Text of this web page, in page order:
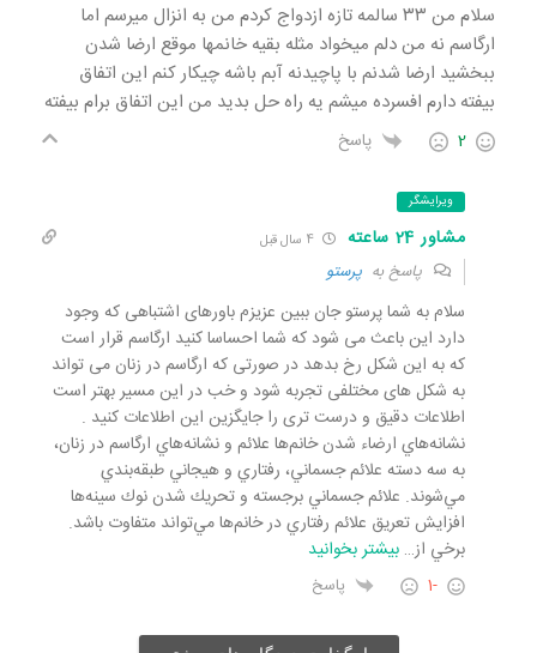
سلام من ۳۳ سالمه تازه ازدواج کردم من به انزال میرسم اما
ارگاسم نه من دلم میخواد مثله بقیه خانمها موقع ارضا شدن
ببخشید ارضا شدنم با پاچیدنه آبم باشه چیکار کنم این اتفاق
بیفته دارم افسرده میشم یه راه حل بدید من این اتفاق برام بیفته
2 پاسخ
ویرایشگر
مشاور 24 ساعته 4 سال قبل
پاسخ به پرستو
سلام به شما پرستو جان ببین عزیزم باورهای اشتباهی که وجود
دارد این باعث می شود که شما احساسا کنید ارگاسم قرار است
که به این شکل رخ بدهد در صورتی که ارگاسم در زنان می تواند
به شکل های مختلفی تجربه شود و خب در این مسیر بهتر است
اطلاعات دقیق و درست تری را جایگزین این اطلاعات کنید .
نشانه‌هاي ارضاء شدن خانم‌ها علائم و نشانه‌هاي ارگاسم در زنان،
به سه دسته علائم جسماني، رفتاري و هيجاني طبقه‌بندي
مي‌شوند. علائم جسماني برجسته و تحريك شدن نوك سينه‌ها
افزايش تعريق علائم رفتاري در خانم‌ها مي‌تواند متفاوت باشد.
برخي از… بیشتر بخوانید
-1 پاسخ